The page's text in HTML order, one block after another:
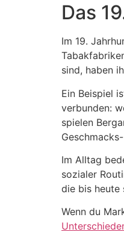
Das
Im 19.
sind, haben
Ein Beispiel
verbunden:
spielen
Im Alltag
sozialer
die bis heute
Wenn du